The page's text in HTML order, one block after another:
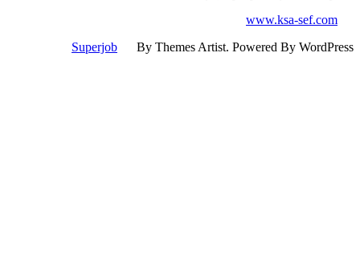
www.ksa-
Superjob
By Themes Artist. Powered By